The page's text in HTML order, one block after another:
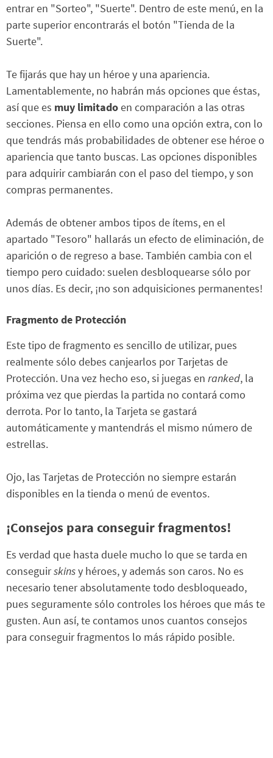
entrar en "Sorteo", "Suerte". Dentro de este menú, en la
parte superior encontrarás el botón "Tienda de la
Suerte".
Te fijarás que hay un héroe y una apariencia.
Lamentablemente, no habrán más opciones que éstas,
así que es muy limitadoen comparación a las otras
secciones. Piensa en ello como una opción extra, con lo
que tendrás más probabilidades de obtener ese héroe o
apariencia que tanto buscas. Las opciones disponibles
para adquirir cambiarán con el paso del tiempo, y son
compras permanentes.
Además de obtener ambos tipos de ítems, en el
apartado "Tesoro" hallarás un efecto de eliminación, de
aparición o de regreso a base. También cambia con el
tiempo pero cuidado: suelen desbloquearse sólo por
unos días. Es decir, ¡no son adquisiciones permanentes!
Fragmento de Protección
Este tipo de fragmento es sencillo de utilizar, pues
realmente sólo debes canjearlos por Tarjetas de
Protección. Una vez hecho eso, si juegas en ranked, la
próxima vez que pierdas la partida no contará como
derrota. Por lo tanto, la Tarjeta se gastará
automáticamente y mantendrás el mismo número de
estrellas.
Ojo, las Tarjetas de Protección no siempre estarán
disponibles en la tienda o menú de eventos.
¡Consejos para conseguir fragmentos!
Es verdad que hasta duele mucho lo que se tarda en
conseguirskinsy héroes, y además son caros. No es
necesario tener absolutamente todo desbloqueado,
pues seguramente sólo controles los héroes que más te
gusten. Aun así, te contamos unos cuantos consejos
para conseguir fragmentos lo más rápido posible.